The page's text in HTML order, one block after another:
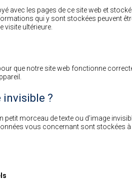
avec les pages de ce site web et
qui y sont stockées peuvent
visite ultérieure.
que notre site web fonctionne
invisible ?
petit morceau de texte ou d’image
vous concernant sont stockées à